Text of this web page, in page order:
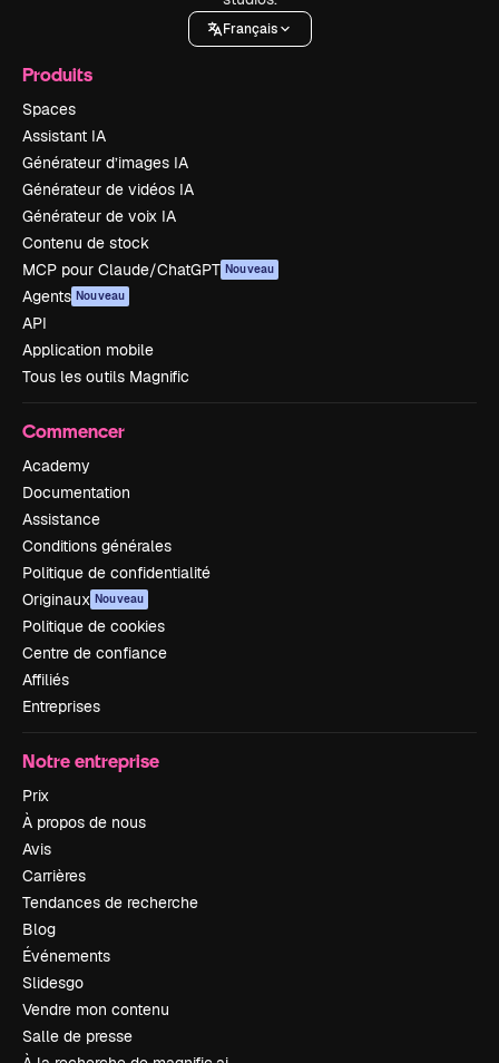
Français
Produits
Spaces
Assistant IA
Générateur d’images IA
Générateur de vidéos IA
Générateur de voix IA
Contenu de stock
MCP pour Claude/ChatGPT Nouveau
Agents Nouveau
API
Application mobile
Tous les outils Magnific
Commencer
Academy
Documentation
Assistance
Conditions générales
Politique de confidentialité
Originaux Nouveau
Politique de cookies
Centre de confiance
Affiliés
Entreprises
Notre entreprise
Prix
À propos de nous
Avis
Carrières
Tendances de recherche
Blog
Événements
Slidesgo
Vendre mon contenu
Salle de presse